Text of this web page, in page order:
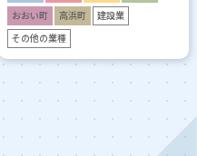
おおい町 高浜町 建設業
その他の業種